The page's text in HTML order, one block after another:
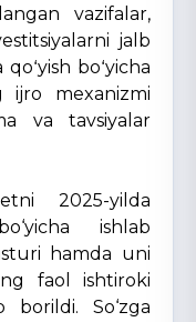
vazifalar,
jalb
boʻyicha
ijro mexanizmi
va tavsiyalar
2025-yilda
ishlab
hamda uni
faol ishtiroki
borildi. So‘zga